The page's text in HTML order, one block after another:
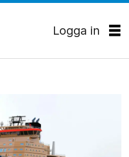
Logga in